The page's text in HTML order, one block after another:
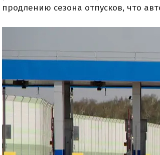
продлению сезона отпусков, что